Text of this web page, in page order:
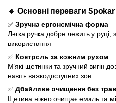
🔹 Основні переваги Spokar
✅ Зручна ергономічна форма
Легка ручка добре лежить у
використання.
✅ Контроль за кожним рухом
М’які щетинки та зручний вигін
навіть важкодоступних зон.
✅ Дбайливе очищення без
Щетина ніжно очищає емаль та